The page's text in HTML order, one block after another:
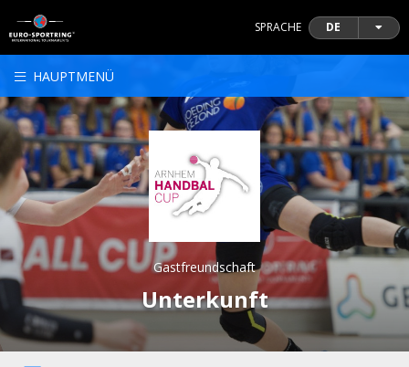
SPRACHE DE
HAUPTMENÜ
Gastfreundschaft
Unterkunft